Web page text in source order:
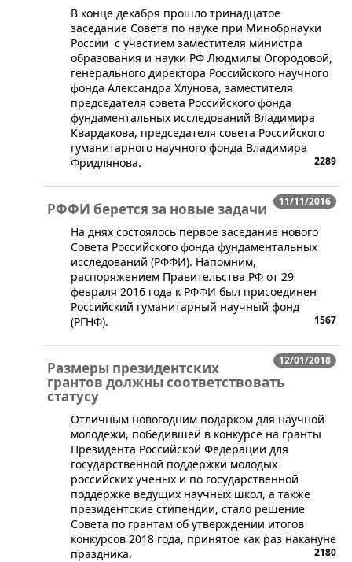
В конце декабря прошло тринадцатое
заседание Совета по науке при Минобрнауки
России с участием заместителя министра
образования и науки РФ Людмилы Огородовой,
генерального директора Российского научного
фонда Александра Хлунова, заместителя
председателя совета Российского фонда
фундаментальных исследований Владимира
Квардакова, председателя совета Российского
гуманитарного научного фонда Владимира
Фридлянова.
2289
11/11/2016
РФФИ берется за новые задачи
​На днях состоялось первое заседание нового
Совета Российского фонда фундаментальных
исследований (РФФИ). Напомним,
распоряжением Правительства РФ от 29
февраля 2016 года к РФФИ был присоединен
Российский гуманитарный научный фонд
(РГНФ).
1567
12/01/2018
Размеры президентских
грантов должны соответствовать
статусу
​Отличным новогодним подарком для научной
молодежи, победившей в конкурсе на гранты
Президента Российской Федерации для
государственной поддержки молодых
российских ученых и по государственной
поддержке ведущих научных школ, а также
президентские стипендии, стало решение
Совета по грантам об утверждении итогов
конкурсов 2018 года, принятое как раз накануне
праздника.
2180